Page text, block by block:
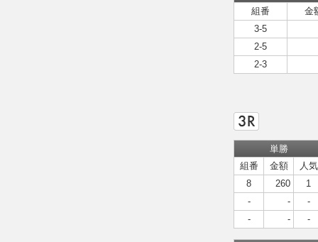
組番
金
3-5
2-5
2-3
単勝
組番
金額
人気
8
260
1
-
-
-
-
- -